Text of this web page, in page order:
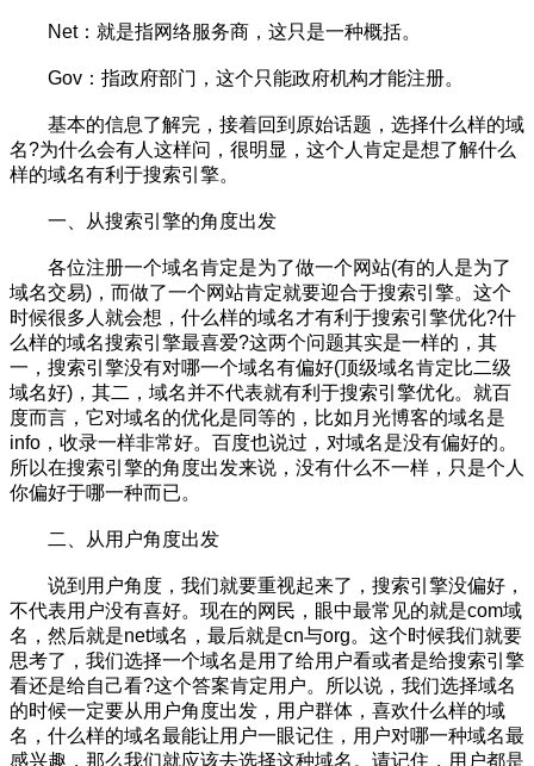
Net：就是指网络服务商，这只是一种概括。
Gov：指政府部门，这个只能政府机构才能注册。
基本的信息了解完，接着回到原始话题，选择什么样的域
名?为什么会有人这样问，很明显，这个人肯定是想了解什么
样的域名有利于搜索引擎。
一、从搜索引擎的角度出发
各位注册一个域名肯定是为了做一个网站(有的人是为了
域名交易)，而做了一个网站肯定就要迎合于搜索引擎。这个
时候很多人就会想，什么样的域名才有利于搜索引擎优化?什
么样的域名搜索引擎最喜爱?这两个问题其实是一样的，其
一，搜索引擎没有对哪一个域名有偏好(顶级域名肯定比二级
域名好)，其二，域名并不代表就有利于搜索引擎优化。就百
度而言，它对域名的优化是同等的，比如月光博客的域名是
info，收录一样非常好。百度也说过，对域名是没有偏好的。
所以在搜索引擎的角度出发来说，没有什么不一样，只是个人
你偏好于哪一种而已。
二、从用户角度出发
说到用户角度，我们就要重视起来了，搜索引擎没偏好，
不代表用户没有喜好。现在的网民，眼中最常见的就是com域
名，然后就是net域名，最后就是cn与org。这个时候我们就要
思考了，我们选择一个域名是用了给用户看或者是给搜索引擎
看还是给自己看?这个答案肯定用户。所以说，我们选择域名
的时候一定要从用户角度出发，用户群体，喜欢什么样的域
名，什么样的域名最能让用户一眼记住，用户对哪一种域名最
感兴趣，那么我们就应该去选择这种域名。请记住，用户都是